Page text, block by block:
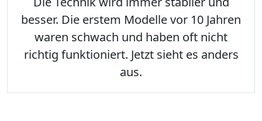
besser. Die erstem Modelle vor 10 Jahren
waren schwach und haben oft nicht
richtig funktioniert. Jetzt sieht es anders
aus.